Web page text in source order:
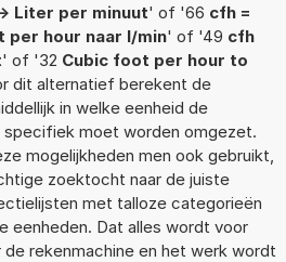
Liter per minuut' of '66 cfh =
per hour naar l/min' of '49 cfh
' of '32 Cubic foot per hour to
dit alternatief berekent de
in welke eenheid de
specifiek moet worden omgezet.
mogelijkheden men ook gebruikt,
zoektocht naar de juiste
met talloze categorieën
eenheden. Dat alles wordt voor
rekenmachine en het werk wordt